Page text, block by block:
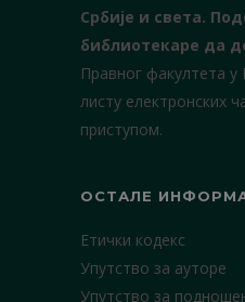
Србије и света.
библиотекаре да
Правног факултета у
листу електронских
приступом.
ОСТАЛЕ
Етички кодекс
Упутство за ауторе
Упутство за